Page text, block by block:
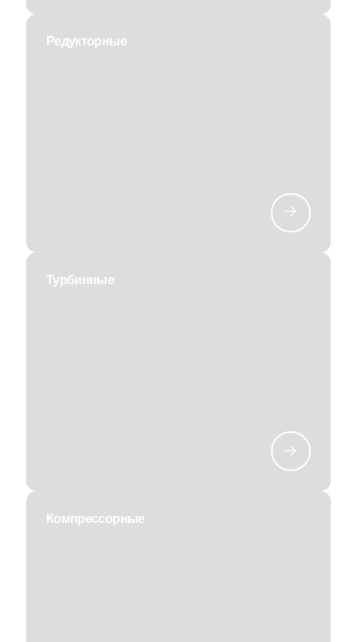
Редукторные
Турбинные
Компрессорные